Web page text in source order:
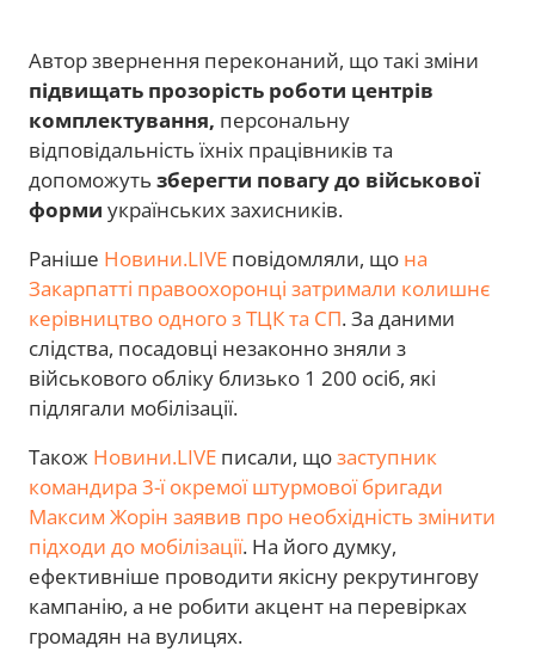
Автор звернення переконаний, що такі зміни
підвищать прозорість роботи центрів
комплектування, персональну
відповідальність їхніх працівників та
допоможуть зберегти повагу до військової
форми українських захисників.
Раніше Новини.LIVE повідомляли, що на
Закарпатті правоохоронці затримали колишнє
керівництво одного з ТЦК та СП. За даними
слідства, посадовці незаконно зняли з
військового обліку близько 1 200 осіб, які
підлягали мобілізації.
Також Новини.LIVE писали, щозаступник
командира 3-ї окремої штурмової бригади
Максим Жорін заявив про необхідність змінити
підходи до мобілізації. На його думку,
ефективніше проводити якісну рекрутингову
кампанію, а не робити акцент на перевірках
громадян на вулицях.